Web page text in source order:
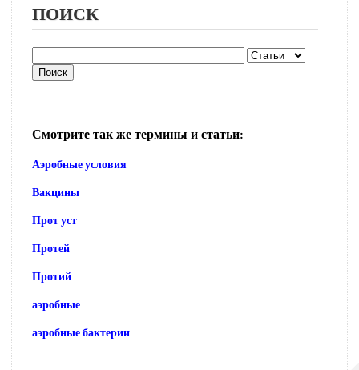
ПОИСК
Смотрите так же термины и статьи:
Аэробные условия
Вакцины
Прот уст
Протей
Протий
аэробные
аэробные бактерии